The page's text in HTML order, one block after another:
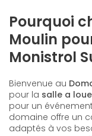
Pourquoi
Moulin
Monistrol
Bienvenue au
pour la salle a
pour un
domaine offre un
adaptés à vos